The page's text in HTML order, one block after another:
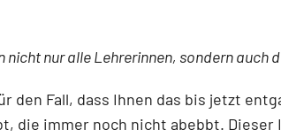
nur alle Lehrerinnen, sondern auch
den Fall, dass Ihnen das bis jetzt
die immer noch nicht abebbt.